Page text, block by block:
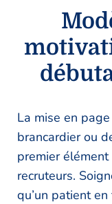
La mise en
brancardier ou
premier
recruteurs.
qu’un patient